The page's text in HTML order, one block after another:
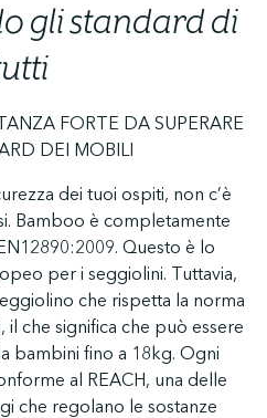
gli standard di
FORTE DA SUPERARE
DEI MOBILI
dei tuoi ospiti, non c’è
Bamboo è completamente
Questo è lo
per i seggiolini. Tuttavia,
che rispetta la norma
che significa che può essere
bambini fino a 18kg. Ogni
al REACH, una delle
che regolano le sostanze